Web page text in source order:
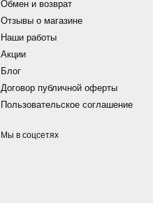
Обмен и возврат
Отзывы о магазине
Наши работы
Акции
Блог
Договор публичной оферты
Пользовательское соглашение
Мы в соцсетях